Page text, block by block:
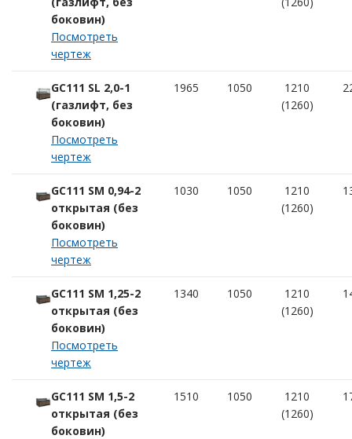
боковин)
Посмотреть
чертеж
GC111 SL 2,0-1
(газлифт, без
боковин)
Посмотреть
чертеж
1965 1050
1210
(1260)
GC111 SM 0,94-2
открытая (без
боковин)
Посмотреть
чертеж
1030 1050
1210
(1260)
GC111 SM 1,25-2
открытая (без
боковин)
Посмотреть
чертеж
1340 1050
1210
(1260)
GC111 SM 1,5-2
открытая (без
боковин)
1510 1050
1210
(1260)